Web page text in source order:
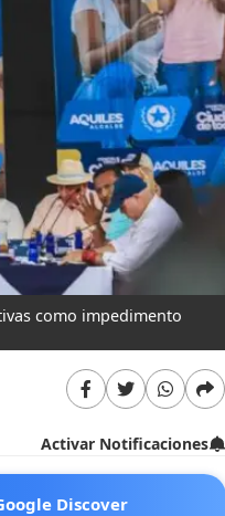
como impedimento
Activar Notificaciones
Discover